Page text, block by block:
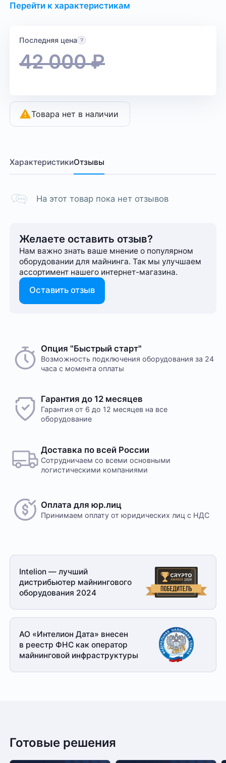
Перейти к характеристикам
Последняя цена
42 000₽
Товара нет в наличии
ХарактеристикиОтзывы
На этот товар пока нет отзывов
Желаете оставить отзыв?
Нам важно знать ваше мнение о популярном
оборудовании для майнинга. Так мы улучшаем
ассортимент нашего интернет-⁠магазина.
Оставить отзыв
Опция "Быстрый старт"
Возможность подключения оборудования за 24
часа с момента оплаты
Гарантия до 12 месяцев
Гарантия от 6 до 12 месяцев на все
оборудование
Доставка по всей России
Сотрудничаем со всеми основными
логистическими компаниями
Оплата для юр.лиц
Принимаем оплату от юридических лиц с НДС
Intelion — лучший
дистрибьютер майнингового
оборудования 2024
АО «Интелион Дата» внесен
в реестр ФНС как оператор
майнинговой инфраструктуры
Готовые решения